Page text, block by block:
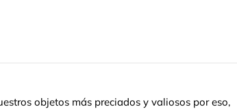
objetos más preciados y valiosos por eso,